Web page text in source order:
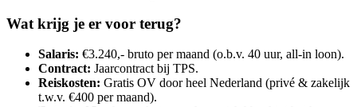
Wat krijg je er voor terug?
Salaris: €3.240,- bruto per maand (o.b.v. 40 uur, all-in loon).
Contract: Jaarcontract bij TPS.
Reiskosten: Gratis OV door heel Nederland (privé & zakelijk
t.w.v. €400 per maand).